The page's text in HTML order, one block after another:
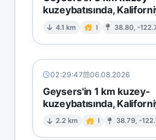
kuzeybatısında,
4.1 km I 38.80, -
02:29:47 06.08.2026
Geysers'in 1 km kuzey-
kuzeybatısında,
2.2 km I 38.79, -